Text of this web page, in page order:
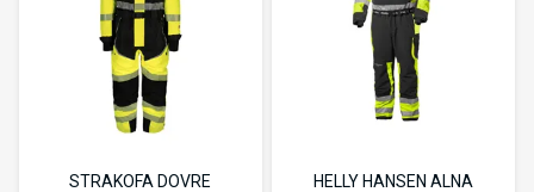
STRAKOFA DOVRE
HELLY HANSEN ALNA